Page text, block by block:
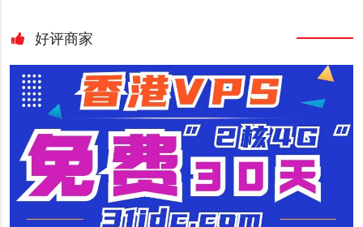
好评商家